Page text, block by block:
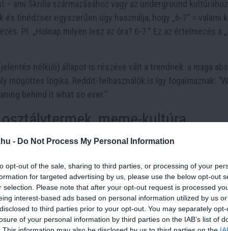
- Do Not Process My Personal Information
opt-out of the sale, sharing to third parties, or processing of your
for targeted advertising by us, please use the below opt-out
selection. Please note that after your opt-out request is processed
interest-based ads based on personal information utilized by us
to third parties prior to your opt-out. You may separately
of your personal information by third parties on the IAB’s list of
ami Skrilla származásához vagy az underground kultúrához
tinédzser egyszerűen úgy használja, hogy „6-7” = valami
Pl. „Holnap milyen lesz az óra? 6-7.” Ez az értelmezés a
nélküli) állapot is részévé vált a trendnek: a maga
mögöttes logika. Reddit-felhasználók is így fogalmaznak:
behind it what so ever.”
meme-kultúra
platformokra. Fontos állomások:
videó, ahol valaki képernyőn „6-7” feliratot mutat, alatt
indult a láncreakció.
arról számoltak be, hogy a kisiskolások vagy
miért – mégis viccesnek találják. Egyes iskolák már tiltani